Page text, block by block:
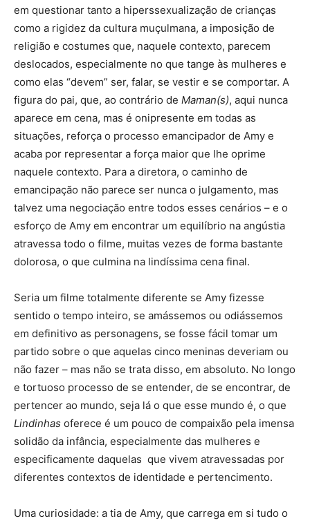
em questionar tanto a hiperssexualização de crianças
como a rigidez da cultura muçulmana, a imposição de
religião e costumes que, naquele contexto, parecem
deslocados, especialmente no que tange às mulheres e
como elas “devem” ser, falar, se vestir e se comportar. A
figura do pai, que, ao contrário de Maman(s), aqui nunca
aparece em cena, mas é onipresente em todas as
situações, reforça o processo emancipador de Amy e
acaba por representar a força maior que lhe oprime
naquele contexto. Para a diretora, o caminho de
emancipação não parece ser nunca o julgamento, mas
talvez uma negociação entre todos esses cenários – e o
esforço de Amy em encontrar um equilíbrio na angústia
atravessa todo o filme, muitas vezes de forma bastante
dolorosa, o que culmina na lindíssima cena final.
Seria um filme totalmente diferente se Amy fizesse
sentido o tempo inteiro, se amássemos ou odiássemos
em definitivo as personagens, se fosse fácil tomar um
partido sobre o que aquelas cinco meninas deveriam ou
não fazer – mas não se trata disso, em absoluto. No longo
e tortuoso processo de se entender, de se encontrar, de
pertencer ao mundo, seja lá o que esse mundo é, o que
Lindinhas oferece é um pouco de compaixão pela imensa
solidão da infância, especialmente das mulheres e
especificamente daquelas que vivem atravessadas por
diferentes contextos de identidade e pertencimento.
Uma curiosidade: a tia de Amy, que carrega em si tudo o